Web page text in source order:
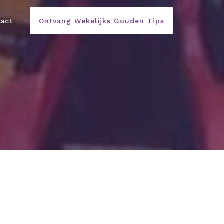
Ontvang Wekelijks Gouden Tips